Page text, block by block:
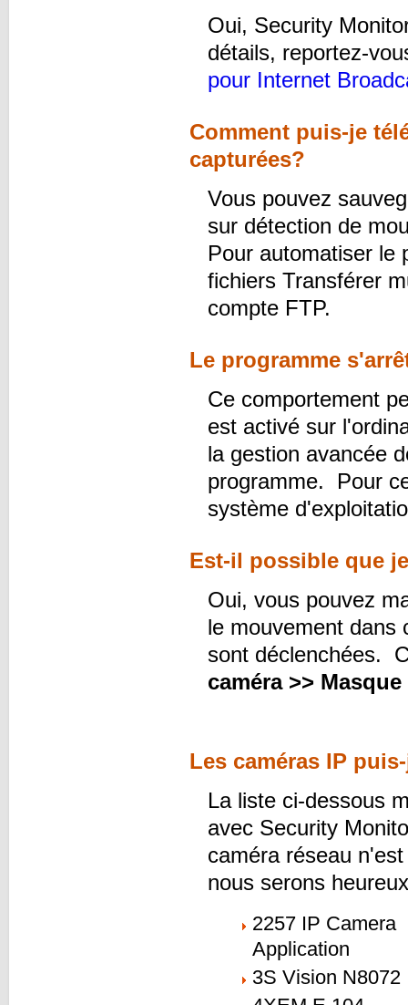
Oui, Security
détails, reportez-
pour Internet
Comment puis-je
capturées?
Vous pouvez
sur détection de
Pour automatiser le
fichiers Transférer
compte FTP.
Le programme
Ce comportement
est activé sur
la gestion avancée
programme. Pour
système
Est-il possible que
Oui, vous pouvez
le mouvement dans
sont déclenchées.
caméra >>
Les caméras IP
La liste ci-dessous
avec Security
caméra réseau
nous serons
2257 IP Camera
Application
3S Vision N8072